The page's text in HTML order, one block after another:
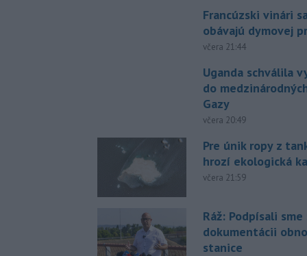
Francúzski vinári
obávajú dymovej
včera 21:44
Uganda schválila
do
Gazy
včera 20:49
Pre únik ropy z
hrozí ekologická
včera 21:59
Ráž: Podpísali
dokumentácii
stanice